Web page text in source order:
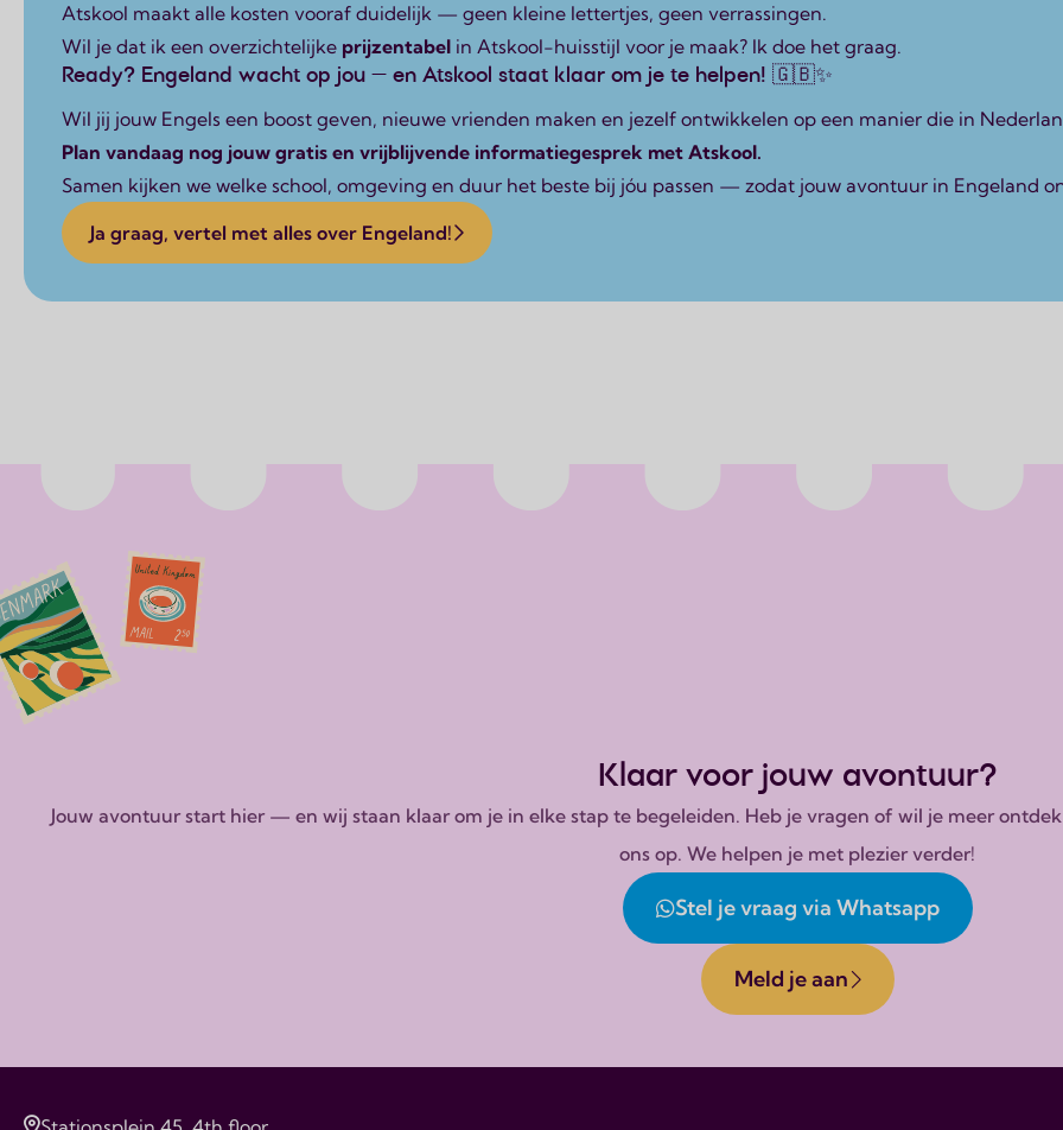
Atskool maakt alle kosten vooraf duidelijk — geen kleine lettertjes, geen verrassingen.
Wil je dat ik een overzichtelijke prijzentabel in Atskool-huisstijl voor je maak? Ik doe het graag.
Ready? Engeland wacht op jou — en Atskool staat klaar om je te helpen! 🇬🇧✨
Wil jij jouw Engels een boost geven, nieuwe vrienden maken en jezelf ontwikkelen op een manier die in
Plan vandaag nog jouw gratis en vrijblijvende informatiegesprek met Atskool.
Samen kijken we welke school, omgeving en duur het beste bij jóu passen — zodat jouw avontuur in Engeland
Ja graag, vertel met alles over Engeland!
Klaar voor jouw avontuur?
Jouw avontuur start hier — en wij staan klaar om je in elke stap te begeleiden. Heb je vragen of wil je meer
ons op. We helpen je met plezier verder!
Stel je vraag via Whatsapp
Meld je aan